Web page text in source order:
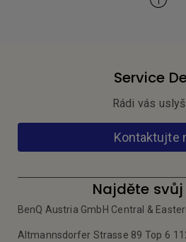
Service
Rádi vás
Kontaktujte
Najděte svůj
BenQ Austria GmbH Central &
Altmannsdorfer Strasse 89 Top 6